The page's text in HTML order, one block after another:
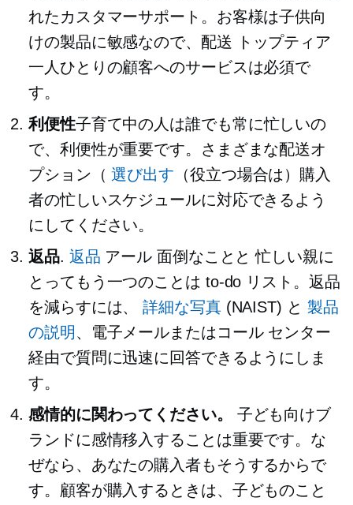
れたカスタマーサポート。お客様は子供向
けの製品に敏感なので、配送
トップティア
一人ひとりの顧客へのサービスは必須で
す。
利便性子育て中の人は誰でも常に忙しいの
で、利便性が重要です。さまざまな配送オ
プション（選び出す （役立つ場合は）購入
者の忙しいスケジュールに対応できるよう
にしてください。
返品. 返品 アール 面倒なことと 忙しい親に
とってもう一つのことは to-do リスト。返品
を減らすには、詳細な写真(NAIST) と 製品
の説明 、電子メールまたはコール センター
経由で質問に迅速に回答できるようにしま
す。
感情的に関わってください。
子ども向けブ
ランドに感情移入することは重要です。な
ぜなら、あなたの購入者もそうするからで
す。顧客が購入するときは、子どものこと